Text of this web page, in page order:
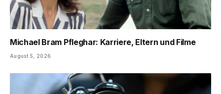
Michael Bram Pfleghar: Karriere, Eltern und Filme
August 5, 2026